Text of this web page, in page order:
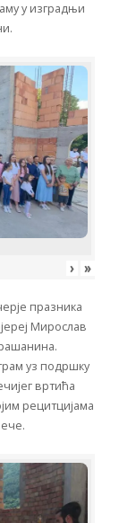
у изградњи
› »
празника
Мирослав
уз подршку
вртића
рецитцијама